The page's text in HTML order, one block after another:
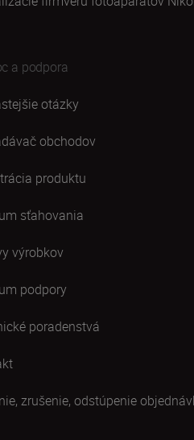
a podpora
otázky
obchodov
produktu
sťahovania
výrobkov
podpory
poradenstvá
zrušenie, odstúpenie